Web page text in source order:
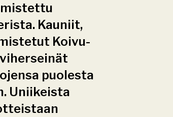
Kauniit,
Koivu-
puolesta
Uniikeista